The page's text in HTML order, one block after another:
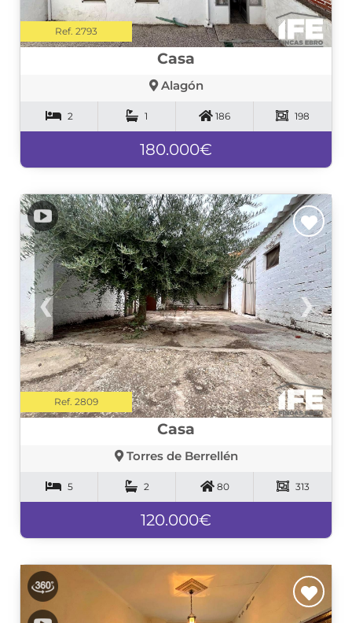
Ref. 2793
Casa
Alagón
2 1 186 198
180.000€
❮ ❯
Ref. 2809
Casa
Torres de Berrellén
5 2 80 313
120.000€